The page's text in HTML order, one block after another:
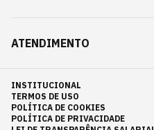
ATENDIMENTO
INSTITUCIONAL
TERMOS DE USO
POLÍTICA DE COOKIES
POLÍTICA DE PRIVACIDADE